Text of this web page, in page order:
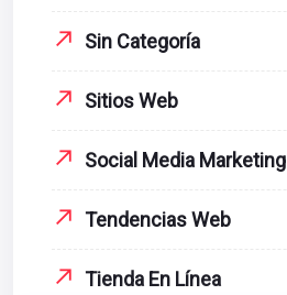
Sin Categoría
Sitios Web
Social Media Marketing
Tendencias Web
Tienda En Línea